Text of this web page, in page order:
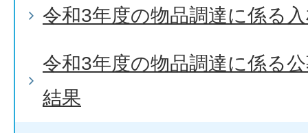
令和3年度の物品調達に係る
令和3年度の物品調達に係る
結果